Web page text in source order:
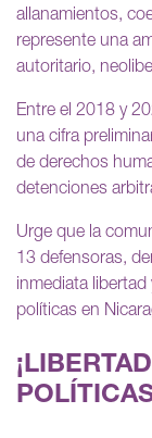
allanamientos,
represente una
autoritario,
Entre el 2018 y
una cifra
de derechos
detenciones
Urge que la
13 defensoras,
inmediata
políticas en